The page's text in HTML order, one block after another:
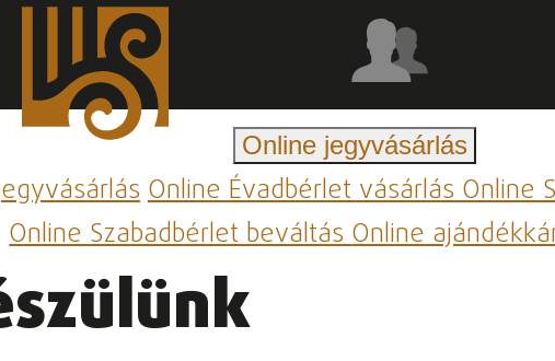
Online jegyvásárlás
Online Évadbérlet vásárlásOnline
Online Szabadbérlet beváltásOnline